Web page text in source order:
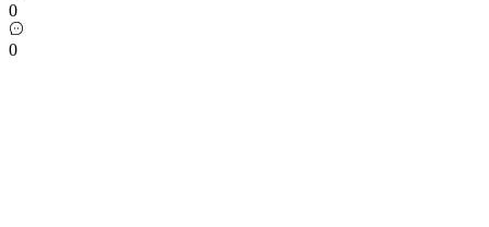
0
0